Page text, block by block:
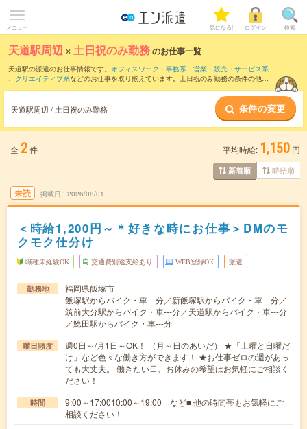
メニュー 気になる! ログイン 検索
天道駅周辺 ×土日祝のみ勤務のお仕事一覧
天道駅の派遣のお仕事情報です。 オフィスワーク・事務系、 営業・販売・サービス系
、 クリエイティブ系などのお仕事を取り揃えています。土日祝のみ勤務の条件の他
天道駅周辺 / 土日祝のみ勤務 条件の変更
全 2件 平均時給: 1,150 円
新着順 時給順
未読 掲載日 2026/08/01
＜時給1,200円～＊好きな時にお仕事＞DMのモ
クモク仕分け
職種未経験OK 交通費別途支給あり WEB登録OK 派遣
勤務地
福岡県飯塚市
飯塚駅からバイク・車---分／新飯塚駅からバイク・車---分／
筑前大分駅からバイク・車---分／天道駅からバイク・車---分
／鯰田駅からバイク・車---分
曜日頻度
週0日～/月1日～OK！ （月～日のあいだ） ★「土曜と日曜だ
け」など色々な働き方ができます！ ★お仕事ゼロの週があっ
ても大丈夫。 働きたい日、お休みの希望はお気軽にご相談く
ださい！
時間
9:00～17:0010:00～19:00 など■ 他の時間帯もお気軽にご
相談ください！